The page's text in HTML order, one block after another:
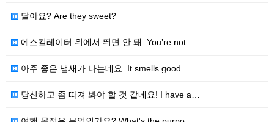
달아요? Are they sweet?
에스컬레이터 위에서 뛰면 안 돼. You’re not …
아주 좋은 냄새가 나는데요. It smells good…
당신하고 좀 따져 봐야 할 것 같네요! I have a…